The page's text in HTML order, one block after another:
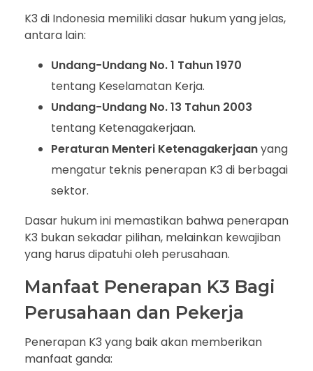
K3 di Indonesia memiliki dasar hukum yang jelas,
antara lain:
Undang-Undang No. 1 Tahun 1970
tentang Keselamatan Kerja.
Undang-Undang No. 13 Tahun 2003
tentang Ketenagakerjaan.
Peraturan Menteri Ketenagakerjaanyang
mengatur teknis penerapan K3 di berbagai
sektor.
Dasar hukum ini memastikan bahwa penerapan
K3 bukan sekadar pilihan, melainkan kewajiban
yang harus dipatuhi oleh perusahaan.
Manfaat Penerapan K3 Bagi
Perusahaan dan Pekerja
Penerapan K3 yang baik akan memberikan
manfaat ganda: